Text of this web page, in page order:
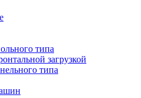
типа
загрузкой
типа